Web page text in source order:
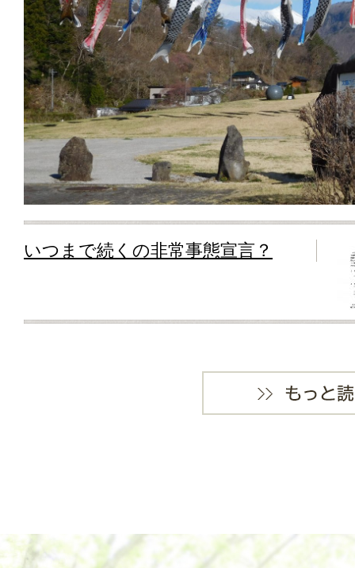
いつまで続くの非常事態宣言？